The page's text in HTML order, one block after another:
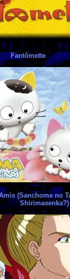
Fantômette
(Sanchome no
Shirimasenka?)